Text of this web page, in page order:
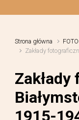
Strona główna
Zakłady
1915-